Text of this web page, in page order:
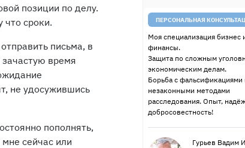
позиции по делу.
что сроки.
письма, в
время
не удосужившись
пополнять,
сейчас или
ПЕРСОНАЛЬНАЯ
Моя специализация бизнес
финансы.
Защита по сложным
экономическим делам.
Борьба с фальсификациями
незаконными методами
расследования. Опыт,
добросовестность!
Гурьев Вадим